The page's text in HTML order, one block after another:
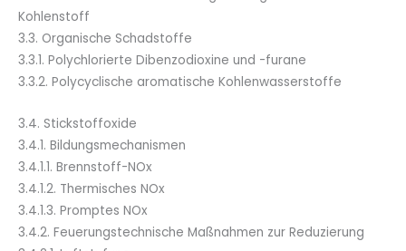
Kohlenstoff
3.3. Organische Schadstoffe
3.3.1. Polychlorierte Dibenzodioxine und -furane
3.3.2. Polycyclische aromatische Kohlenwasserstoffe
3.4. Stickstoffoxide
3.4.1. Bildungsmechanismen
3.4.1.1. Brennstoff-NOx
3.4.1.2. Thermisches NOx
3.4.1.3. Promptes NOx
3.4.2. Feuerungstechnische Maßnahmen zur Reduzierung